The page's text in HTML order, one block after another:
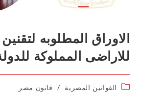
الاوراق المطلوبه
للاراضى المملوكة
Postالقوانين المصرية / قانون مصر